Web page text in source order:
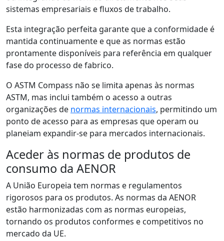
sistemas empresariais e fluxos de trabalho.
Esta integração perfeita garante que a conformidade é
mantida continuamente e que as normas estão
prontamente disponíveis para referência em qualquer
fase do processo de fabrico.
O ASTM Compass não se limita apenas às normas
ASTM, mas inclui também o acesso a outras
organizações de normas internacionais, permitindo um
ponto de acesso para as empresas que operam ou
planeiam expandir-se para mercados internacionais.
Aceder às normas de produtos de
consumo da AENOR
A União Europeia tem normas e regulamentos
rigorosos para os produtos. As normas da AENOR
estão harmonizadas com as normas europeias,
tornando os produtos conformes e competitivos no
mercado da UE.